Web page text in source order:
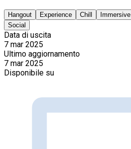
Hangout Experience Chill Immersive
Social
Data di uscita
7 mar 2025
Ultimo aggiornamento
7 mar 2025
Disponibile su